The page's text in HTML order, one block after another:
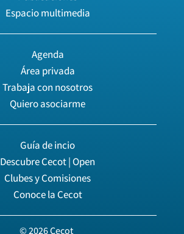
Espacio multimedia
Agenda
Área privada
Trabaja con nosotros
Quiero asociarme
Guía de incio
Descubre Cecot | Open
Clubes y Comisiones
Conoce la Cecot
© 2026 Cecot